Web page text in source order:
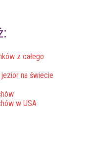
z całego
na świecie
w USA